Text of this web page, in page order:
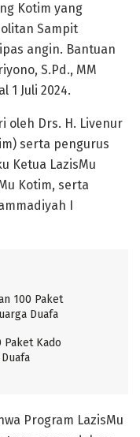
Kotim yang
Sampit
angin. Bantuan
S.Pd., MM
1 Juli 2024.
oleh Drs. H. Livenur
serta pengurus
Ketua LazisMu
Kotim, serta
I
100 Paket
Duafa
Paket Kado
Program LazisMu